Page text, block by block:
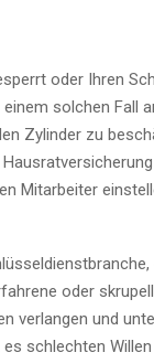
oder Ihren
solchen Fall
Zylinder zu
Mitarbeiter
oder
verlangen und
schlechten